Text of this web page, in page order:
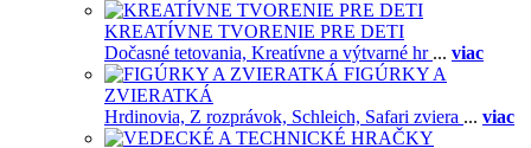
KREATÍVNE TVORENIE PRE DETI
Dočasné tetovania, Kreatívne a výtvarné hr ... viac
FIGÚRKY A
ZVIERATKÁ
Hrdinovia, Z rozprávok, Schleich, Safari zviera ... viac